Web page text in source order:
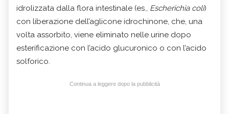
idrolizzata dalla flora intestinale (es., Escherichia coli)
con liberazione dell’aglicone idrochinone, che, una
volta assorbito, viene eliminato nelle urine dopo
esterificazione con l’acido glucuronico o con l’acido
solforico.
Continua a leggere dopo la pubblicità